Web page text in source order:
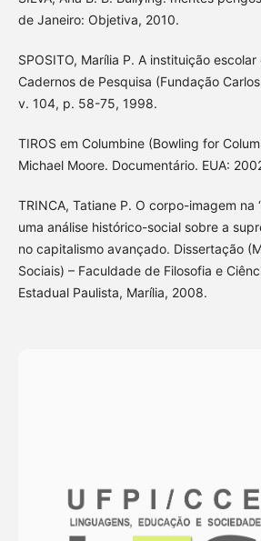
de Janeiro: Objetiva, 2010.
SPOSITO, Marília P. A instituição
Cadernos de Pesquisa (Fundação
v. 104, p. 58-75, 1998.
TIROS em Columbine (Bowling for
Michael Moore. Documentário. EUA:
TRINCA, Tatiane P. O corpo-imagem na
uma análise histórico-social sobre a
no capitalismo avançado. Dissertação
Sociais) – Faculdade de Filosofia e
Estadual Paulista, Marília, 2008.